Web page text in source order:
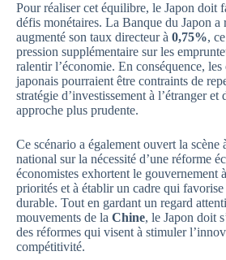
Pour réaliser cet équilibre, le Japon doit
défis monétaires. La Banque du Japon a
augmenté son taux directeur à 0,75%,
pression supplémentaire sur les
ralentir l’économie. En conséquence, les
japonais pourraient être contraints de
stratégie d’investissement à l’étranger et
approche plus prudente.
Ce scénario a également ouvert la scène
national sur la nécessité d’une réforme
économistes exhortent le gouvernement
priorités et à établir un cadre qui favorise
durable. Tout en gardant un regard
mouvements de la Chine, le Japon doit
des réformes qui visent à stimuler
compétitivité.